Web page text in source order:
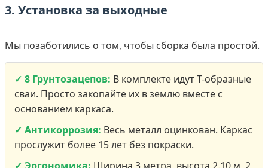
3. Установка за выходные
Мы позаботились о том, чтобы сборка была простой.
✓ 8 Грунтозацепов: В комплекте идут Т-образные
сваи. Просто закопайте их в землю вместе с
основанием каркаса.
✓ Антикоррозия: Весь металл оцинкован. Каркас
прослужит более 15 лет без покраски.